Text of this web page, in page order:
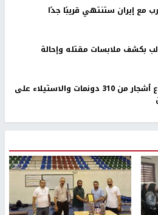
مع إيران ستنتهي قريبًا جدًا
بكشف ملابسات مقتله وإحالة
الاحتلال يخطر باقتلاع أشجار من 310 دونمات والاستيلاء على